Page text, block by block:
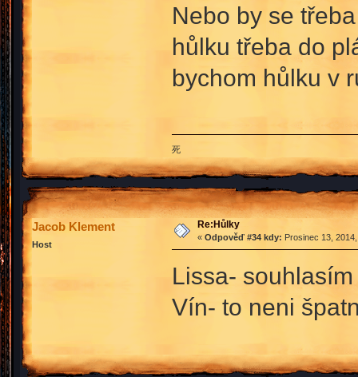
Nebo by se
hůlku třeba do
bychom hůlku v
死
Jacob Klement
Host
Re:Hůlky
« Odpověď #34 kdy: Prosinec 13,
Lissa-
Vín- to neni